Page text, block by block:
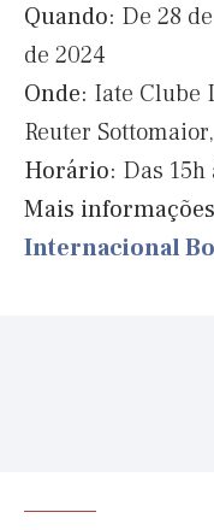
Quando: De 28
de 2024
Onde: Iate Clube
Reuter
Horário: Das 15h
Mais
Internacional